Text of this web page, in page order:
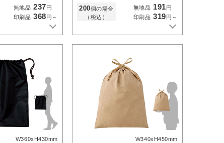
無地品 237 円
印刷品 368 円～
200個の場合
（税込）
無地品 191 円
印刷品 319 円～
W360xH430mm W340xH450mm